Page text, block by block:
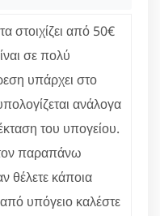
στοιχίζει από 50€
σε πολύ
υπάρχει στο
ανάλογα
του υπογείου.
παραπάνω
θέλετε κάποια
υπόγειο καλέστε